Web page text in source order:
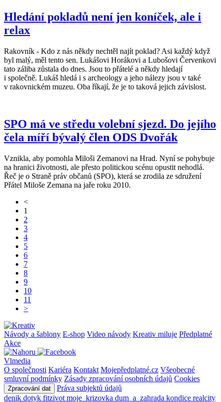
Hledání pokladů není jen koníček, ale i
relax
Rakovník - Kdo z nás někdy nechtěl najít poklad? Asi každý když
byl malý, měl tento sen. Lukášovi Horákovi a Lubošovi Červenkovi
tato záliba zůstala do dnes. Jsou to přátelé a někdy hledají
i společně. Lukáš hledá i s archeology a jeho nálezy jsou v také
v rakovnickém muzeu. Oba říkají, že je to taková jejich závislost.
SPO má ve středu volební sjezd. Do jejího
čela míří bývalý člen ODS Dvořák
Vznikla, aby pomohla Miloši Zemanovi na Hrad. Nyní se pohybuje
na hranici životnosti, ale přesto politickou scénu opustit nehodlá.
Řeč je o Straně práv občanů (SPO), která se zrodila ze sdružení
Přátel Miloše Zemana na jaře roku 2010.
<
1
2
3
4
5
6
7
8
9
10
11
>
Návody a šablony E-shop Video návody Kreativ miluje Předplatné
Akce
Vlmedia
O společnosti Kariéra Kontakt Mojepředplatné.cz Všeobecné
smluvní podmínky Zásady zpracování osobních údajů Cookies
Zpracování dat
Práva subjektů údajů
denik dotyk fitzivot moje_krizovka dum_a_zahrada kondice realcity